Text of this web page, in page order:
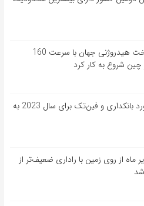
سریع‌ترین قطار سوخت هیدروژنی جهان با سرعت 160
چین شروع به کار کرد
پنج پیش‌بینی در مورد بانکداری و فین‌تک برای سال 2023 به
ماه از روی زمین با راداری ضعیف‌تر از